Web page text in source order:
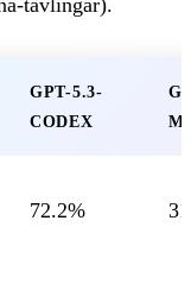
tävlingar).
GPT-5.3-
CODEX
72.2%